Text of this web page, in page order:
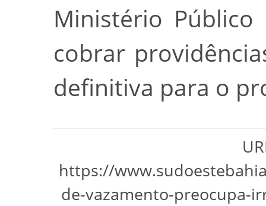
Ministério
cobrar
definitiva para o
https://
de-vazamento-preocupa-